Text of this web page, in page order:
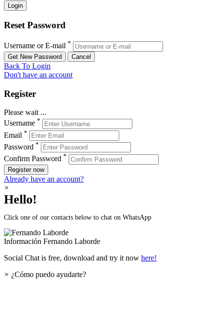
Reset Password
Username or E-mail *
Back To Login
Don't have an account
Register
Please wait ...
Username *
Email *
Password *
Confirm Password *
Register now
Already have an account?
×
Hello!
Click one of our contacts below to chat on WhatsApp
Información Fernando Laborde
Social Chat is free, download and try it now here!
× ¿Cómo puedo ayudarte?